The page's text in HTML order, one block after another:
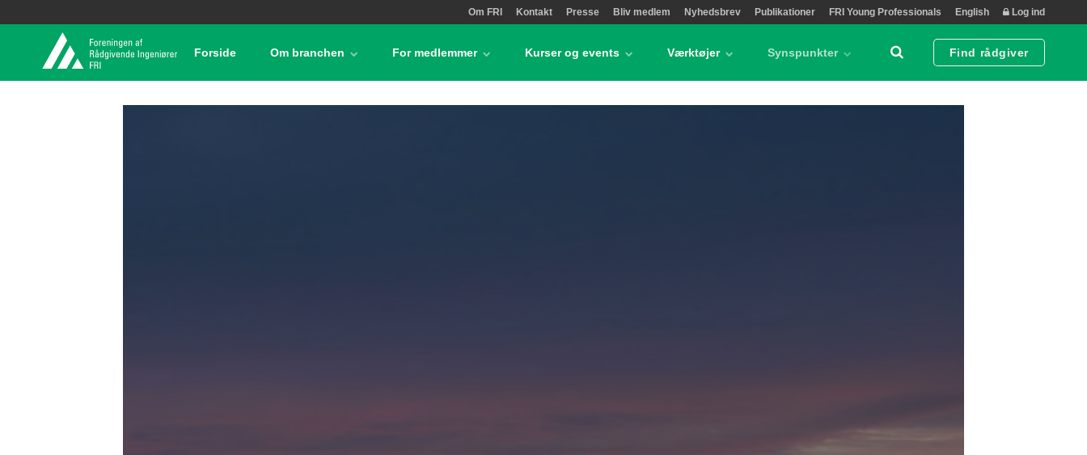
Om FRI Kontakt Presse Bliv medlem Nyhedsbrev Publikationer FRI Young Professionals English Log ind
Forside Om branchen For medlemmer Kurser og events Værktøjer Synspunkter Find rådgiver